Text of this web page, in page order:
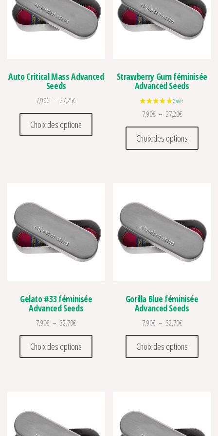
Auto Critical Mass Advanced
Seeds
7,90€ – 27,25€Plage de prix : 7,90€ à 27,25€
Choix des options
Ce produit a plusieurs variations. Les
Strawberry Gum féminisée
Advanced Seeds
7,90€ – 27,20€Plage de prix
Choix des options
Ce
Gelato #33 féminisée
Advanced Seeds
7,90€ – 32,70€Plage de prix : 7,90€ à 32,70€
Choix des options
Ce produit a plusieurs variations. Les
Gorilla Blue féminisée
Advanced Seeds
7,90€ – 32,70€Plage de prix
Choix des options
Ce